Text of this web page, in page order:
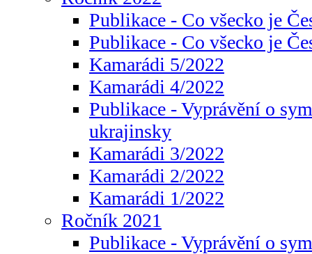
Publikace - Co všecko je
Publikace - Co všecko je
Kamarádi 5/2022
Kamarádi 4/2022
Publikace - Vyprávění o
ukrajinsky
Kamarádi 3/2022
Kamarádi 2/2022
Kamarádi 1/2022
Ročník 2021
Publikace - Vyprávění o